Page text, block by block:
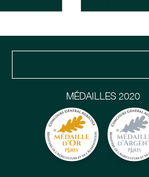
MÉDAILLES 2020